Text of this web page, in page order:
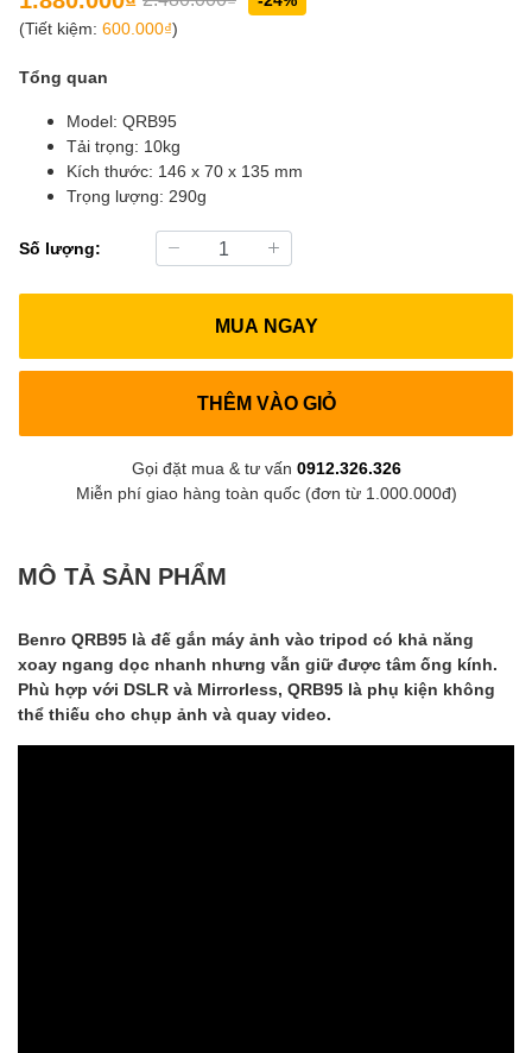
(Tiết kiệm: 600.000₫)
Tổng quan
Model: QRB95
Tải trọng: 10kg
Kích thước: 146 x 70 x 135 mm
Trọng lượng: 290g
Số lượng:
MUA NGAY
THÊM VÀO GIỎ
Gọi đặt mua & tư vấn 0912.326.326
Miễn phí giao hàng toàn quốc (đơn từ 1.000.000đ)
MÔ TẢ SẢN PHẨM
Benro QRB95 là đế gắn máy ảnh vào tripod có khả năng
xoay ngang dọc nhanh nhưng vẫn giữ được tâm ống kính.
Phù hợp với DSLR và Mirrorless, QRB95 là phụ kiện không
thể thiếu cho chụp ảnh và quay video.